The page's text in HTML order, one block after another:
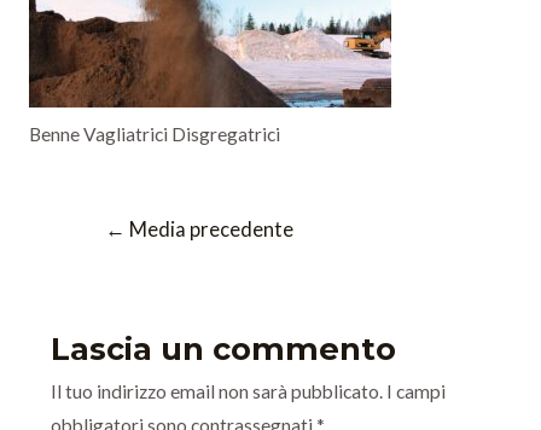
Benne Vagliatrici Disgregatrici
← Media precedente
Lascia un commento
Il tuo indirizzo email non sarà pubblicato. I campi
obbligatori sono contrassegnati *